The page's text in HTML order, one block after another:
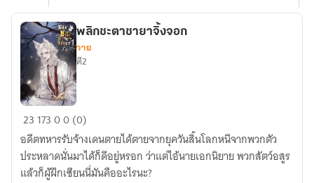
พลิก
ชะตา
ชายา
จิ้งจอก
พลิกชะตาชายาจิ้งจอก
วาย
ตี2
23 17300 (0)
อดีตทหารรับจ้างเดนตายได้ตายจากยุควันสิ้นโลกหนีจากพวกตัว
ประหลาดนั่นมาได้ก็ดีอยู่หรอก ว่าแต่ไอ้นายเอกนิยาย พวกสัตว์อสูร
แล้วก็ผู้ฝึกเซียนนี่มันคืออะไรนะ?